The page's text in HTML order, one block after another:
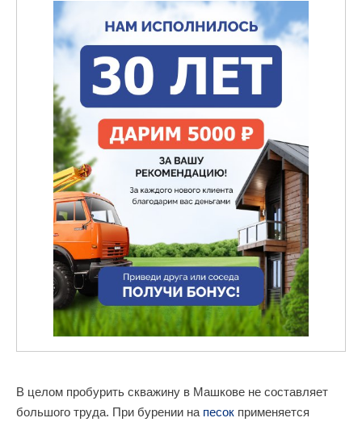
В целом пробурить скважину в Машкове не составляет
большого труда. При бурении на песок применяется